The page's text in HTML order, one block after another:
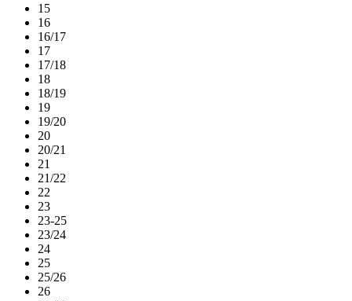
15
16
16/17
17
17/18
18
18/19
19
19/20
20
20/21
21
21/22
22
23
23-25
23/24
24
25
25/26
26